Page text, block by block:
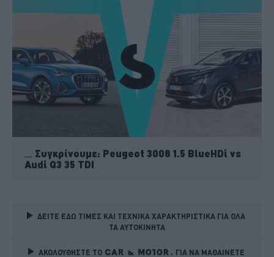
Συγκρίνουμε: Peugeot 3008 1.5 BlueHDi vs
Audi Q3 35 TDI
ΔΕΙΤΕ ΕΔΩ ΤΙΜΕΣ ΚΑΙ ΤΕΧΝΙΚΑ ΧΑΡΑΚΤΗΡΙΣΤΙΚΑ ΓΙΑ ΟΛΑ
ΤΑ ΑΥΤΟΚΙΝΗΤΑ
ΑΚΟΛΟΥΘΗΣΤΕ ΤΟ
ΓΙΑ ΝΑ ΜΑΘΑΙΝΕΤΕ